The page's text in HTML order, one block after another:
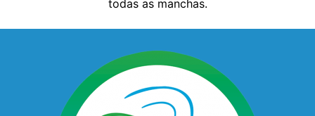
todas as manchas.